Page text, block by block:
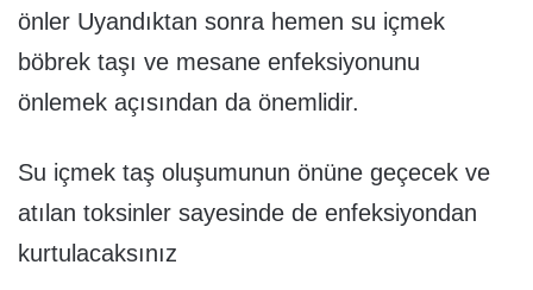
önler Uyandıktan sonra hemen su içmek
böbrek taşı ve mesane enfeksiyonunu
önlemek açısından da önemlidir.
Su içmek taş oluşumunun önüne geçecek ve
atılan toksinler sayesinde de enfeksiyondan
kurtulacaksınız